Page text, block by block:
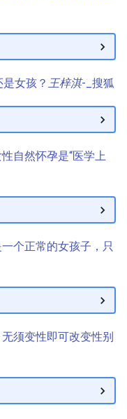
女孩？ 王梓淇-_搜狐
自然怀孕是“医学上
个正常的女孩子，只
须变性即可改变性别